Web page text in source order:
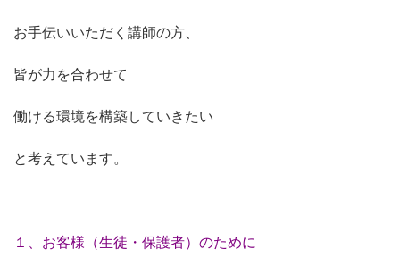
お手伝いいただく講師の方、
皆が力を合わせて
働ける環境を構築していきたい
と考えています。
１、お客様（生徒・保護者） のために